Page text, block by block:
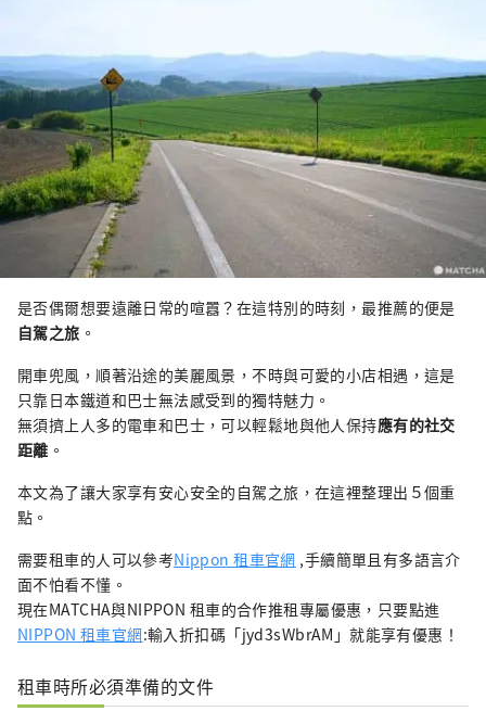
是否偶爾想要遠離日常的喧囂？在這特別的時刻，最推薦的便是
自駕之旅 。
開車兜風，順著沿途的美麗風景，不時與可愛的小店相遇，這是
只靠日本鐵道和巴士無法感受到的獨特魅力。
無須擠上人多的電車和巴士，可以輕鬆地與他人保持應有的社交
距離 。
本文為了讓大家享有安心安全的自駕之旅，在這裡整理出５個重
點。
需要租車的人可以參考Nippon 租車官網 ,手續簡單且有多語言介
面不怕看不懂。
現在MATCHA與NIPPON 租車的合作推租專屬優惠，只要點進
NIPPON 租車官網:輸入折扣碼「jyd3sWbrAM」就能享有優惠！
租車時所必須準備的文件